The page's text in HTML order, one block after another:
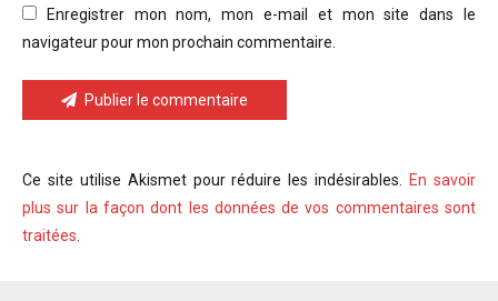
Enregistrer mon nom, mon e-mail et mon site dans le
navigateur pour mon prochain commentaire.
Publier le commentaire
Ce site utilise Akismet pour réduire les indésirables.
En savoir
plus sur la façon dont les données de vos commentaires sont
traitées